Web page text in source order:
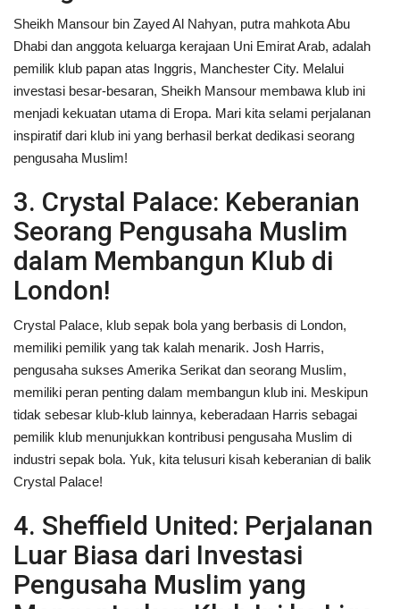
Sheikh Mansour bin Zayed Al Nahyan, putra mahkota Abu
Dhabi dan anggota keluarga kerajaan Uni Emirat Arab, adalah
pemilik klub papan atas Inggris, Manchester City. Melalui
investasi besar-besaran, Sheikh Mansour membawa klub ini
menjadi kekuatan utama di Eropa. Mari kita selami perjalanan
inspiratif dari klub ini yang berhasil berkat dedikasi seorang
pengusaha Muslim!
3. Crystal Palace: Keberanian
Seorang Pengusaha Muslim
dalam Membangun Klub di
London!
Crystal Palace, klub sepak bola yang berbasis di London,
memiliki pemilik yang tak kalah menarik. Josh Harris,
pengusaha sukses Amerika Serikat dan seorang Muslim,
memiliki peran penting dalam membangun klub ini. Meskipun
tidak sebesar klub-klub lainnya, keberadaan Harris sebagai
pemilik klub menunjukkan kontribusi pengusaha Muslim di
industri sepak bola. Yuk, kita telusuri kisah keberanian di balik
Crystal Palace!
4. Sheffield United: Perjalanan
Luar Biasa dari Investasi
Pengusaha Muslim yang